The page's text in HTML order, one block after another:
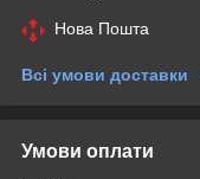
Нова Пошта
Всі умови доставки
Умови оплати